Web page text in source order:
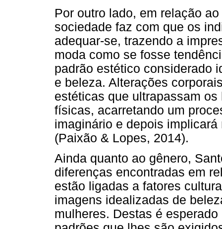
Por outro lado, em relação
sociedade faz com que os
adequar-se, trazendo a
moda como se fosse
padrão estético considerado
e beleza. Alterações
estéticas que ultrapassam
físicas, acarretando um
imaginário e depois
(Paixão & Lopes, 2014).
Ainda quanto ao gênero,
diferenças encontradas em
estão ligadas a fatores
imagens idealizadas de
mulheres. Destas é